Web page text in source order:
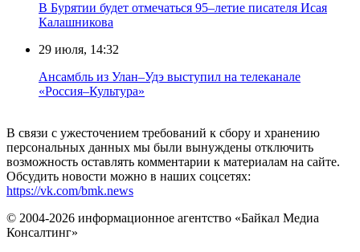
В Бурятии будет отмечаться 95–летие писателя Исая
Калашникова
29 июля, 14:32
Ансамбль из Улан–Удэ выступил на телеканале
«Россия–Культура»
В связи с ужесточением требований к сбору и хранению
персональных данных мы были вынуждены отключить
возможность оставлять комментарии к материалам на сайте.
Обсудить новости можно в наших соцсетях:
https://vk.com/bmk.news
© 2004-2026 информационное агентство «Байкал Медиа
Консалтинг»